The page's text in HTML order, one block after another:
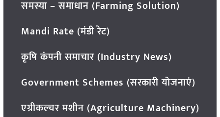
समस्या – समाधान (Farming Solution)
Mandi Rate (मंडी रेट)
कृषि कंपनी समाचार (Industry News)
Government Schemes (सरकारी योजनाएं)
एग्रीकल्चर मशीन (Agriculture Machinery)